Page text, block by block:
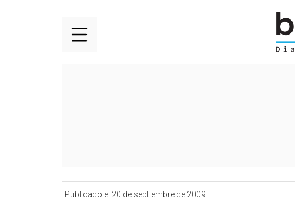
Publicado el 20 de septiembre de 2009